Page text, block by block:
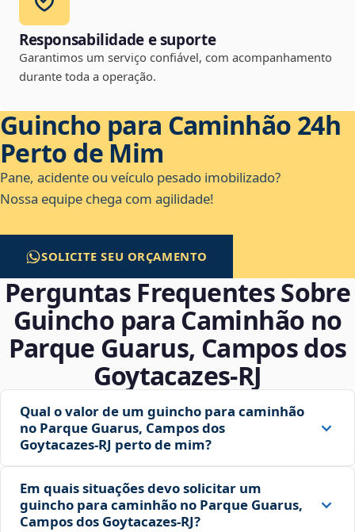
Responsabilidade e suporte
Garantimos um serviço confiável, com acompanhamento
durante toda a operação.
Guincho para Caminhão 24h
Perto de Mim
Pane, acidente ou veículo pesado imobilizado?
Nossa equipe chega com agilidade!
SOLICITE SEU ORÇAMENTO
Perguntas Frequentes Sobre
Guincho para Caminhão no
Parque Guarus, Campos dos
Goytacazes‑RJ
Qual o valor de um guincho para caminhão
no Parque Guarus, Campos dos
Goytacazes‑RJ perto de mim?
Em quais situações devo solicitar um
guincho para caminhão no Parque Guarus,
Campos dos Goytacazes‑RJ?